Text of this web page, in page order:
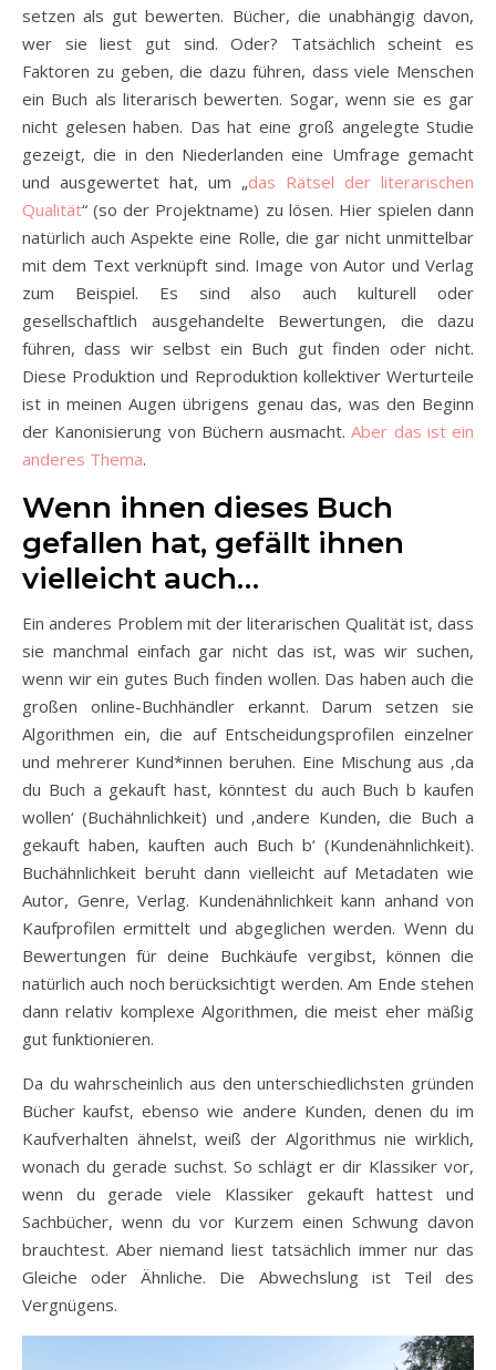
setzen als gut bewerten. Bücher, die unabhängig davon,
wer sie liest gut sind. Oder? Tatsächlich scheint es
Faktoren zu geben, die dazu führen, dass viele Menschen
ein Buch als literarisch bewerten. Sogar, wenn sie es gar
nicht gelesen haben. Das hat eine groß angelegte Studie
gezeigt, die in den Niederlanden eine Umfrage gemacht
und ausgewertet hat, um „das Rätsel der literarischen
Qualität“ (so der Projektname) zu lösen. Hier spielen dann
natürlich auch Aspekte eine Rolle, die gar nicht unmittelbar
mit dem Text verknüpft sind. Image von Autor und Verlag
zum Beispiel. Es sind also auch kulturell oder
gesellschaftlich ausgehandelte Bewertungen, die dazu
führen, dass wir selbst ein Buch gut finden oder nicht.
Diese Produktion und Reproduktion kollektiver Werturteile
ist in meinen Augen übrigens genau das, was den Beginn
der Kanonisierung von Büchern ausmacht.Aber das ist ein
anderes Thema.
Wenn ihnen dieses Buch
gefallen hat, gefällt ihnen
vielleicht auch…
Ein anderes Problem mit der literarischen Qualität ist, dass
sie manchmal einfach gar nicht das ist, was wir suchen,
wenn wir ein gutes Buch finden wollen. Das haben auch die
großen online-Buchhändler erkannt. Darum setzen sie
Algorithmen ein, die auf Entscheidungsprofilen einzelner
und mehrerer Kund*innen beruhen. Eine Mischung aus ‚da
du Buch a gekauft hast, könntest du auch Buch b kaufen
wollen‘ (Buchähnlichkeit) und ‚andere Kunden, die Buch a
gekauft haben, kauften auch Buch b‘ (Kundenähnlichkeit).
Buchähnlichkeit beruht dann vielleicht auf Metadaten wie
Autor, Genre, Verlag. Kundenähnlichkeit kann anhand von
Kaufprofilen ermittelt und abgeglichen werden. Wenn du
Bewertungen für deine Buchkäufe vergibst, können die
natürlich auch noch berücksichtigt werden. Am Ende stehen
dann relativ komplexe Algorithmen, die meist eher mäßig
gut funktionieren.
Da du wahrscheinlich aus den unterschiedlichsten gründen
Bücher kaufst, ebenso wie andere Kunden, denen du im
Kaufverhalten ähnelst, weiß der Algorithmus nie wirklich,
wonach du gerade suchst. So schlägt er dir Klassiker vor,
wenn du gerade viele Klassiker gekauft hattest und
Sachbücher, wenn du vor Kurzem einen Schwung davon
brauchtest. Aber niemand liest tatsächlich immer nur das
Gleiche oder Ähnliche. Die Abwechslung ist Teil des
Vergnügens.